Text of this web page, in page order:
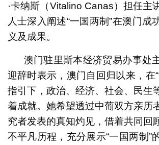
·卡纳斯（Vitalino Canas）担任主
人士深入阐述“一国两制”在澳门成
义及成果。
澳门驻里斯本经济贸易办事处
迎辞时表示，澳门自回归以来，在
指引下，政治、经济、社会、民生
着成就。她希望透过中葡双方亲历
究者发表的真知灼见，借着共同回
不平凡历程，充分展示“一国两制”